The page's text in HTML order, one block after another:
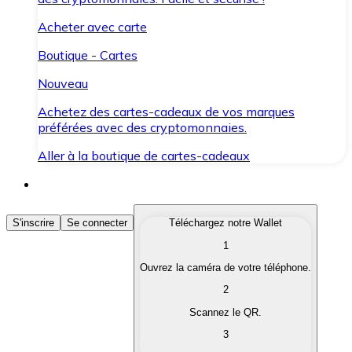
Acheter avec carte
Boutique - Cartes
Nouveau
Achetez des cartes-cadeaux de vos marques
préférées avec des cryptomonnaies.
Aller à la boutique de cartes-cadeaux
Acheter des Cryptomonnaies
Achetez les cryptomonnaies qui vous intéressent
Convertissez vos cryptomonnaies en monnaie
S'inscrire Se connecter
Téléchargez notre Wallet
1
Ouvrez la caméra de votre téléphone.
2
Scannez le QR.
3